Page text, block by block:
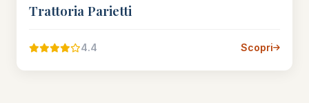
Trattoria Parietti
4.4 Scopri